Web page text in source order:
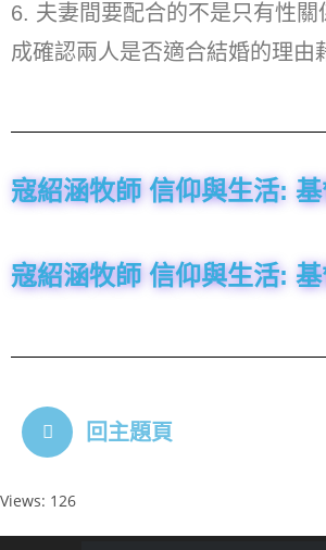
6. 夫妻間要配合的不是只有性
成確認兩人是否適合結婚的理由
寇紹涵牧師 信仰與生活:
寇紹涵牧師 信仰與生活:
回主題頁
Views: 126